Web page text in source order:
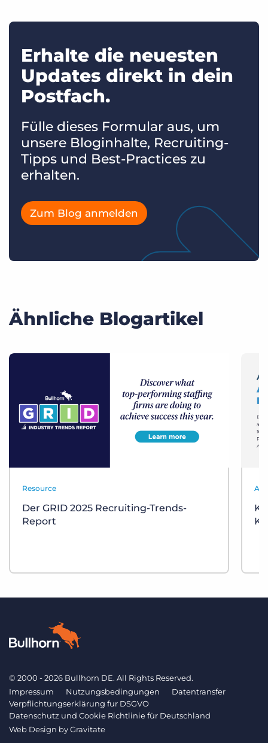
Erhalte die neuesten
Updates direkt in dein
Postfach.
Fülle dieses Formular aus, um
unsere Bloginhalte, Recruiting-
Tipps und Best-Practices zu
erhalten.
Zum Blog anmelden
Ähnliche Blogartikel
Resource
Der GRID 2025 Recruiting-Trends-
Report
KI
© 2000 - 2026 Bullhorn DE. All Rights Reserved.
Impressum
Nutzungsbedingungen
Datentransfer
Verpflichtungserklärung fur DSGVO
Datenschutz und Cookie Richtlinie für Deutschland
Web Design byGravitate